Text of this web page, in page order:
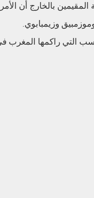
بالخارج أن
وزيمبابوي.
التي راكمها المغرب